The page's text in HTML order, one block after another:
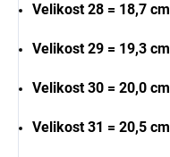
Velikost 28 = 18,7 cm
Velikost 29 = 19,3 cm
Velikost 30 = 20,0 cm
Velikost 31 = 20,5 cm